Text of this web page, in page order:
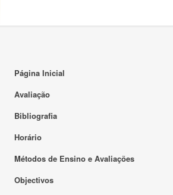
Página Inicial
Avaliação
Bibliografia
Horário
Métodos de Ensino e Avaliações
Objectivos